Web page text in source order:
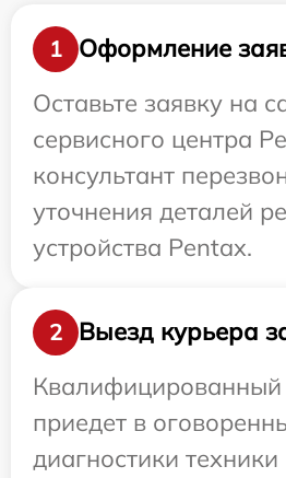
1
Оформление
Оставьте заявку на
сервисного центра
консультант
уточнения деталей
устройства Pentax.
2
Выезд курьера
приедет в
диагностики